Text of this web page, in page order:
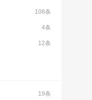
108条
4条
12条
19条